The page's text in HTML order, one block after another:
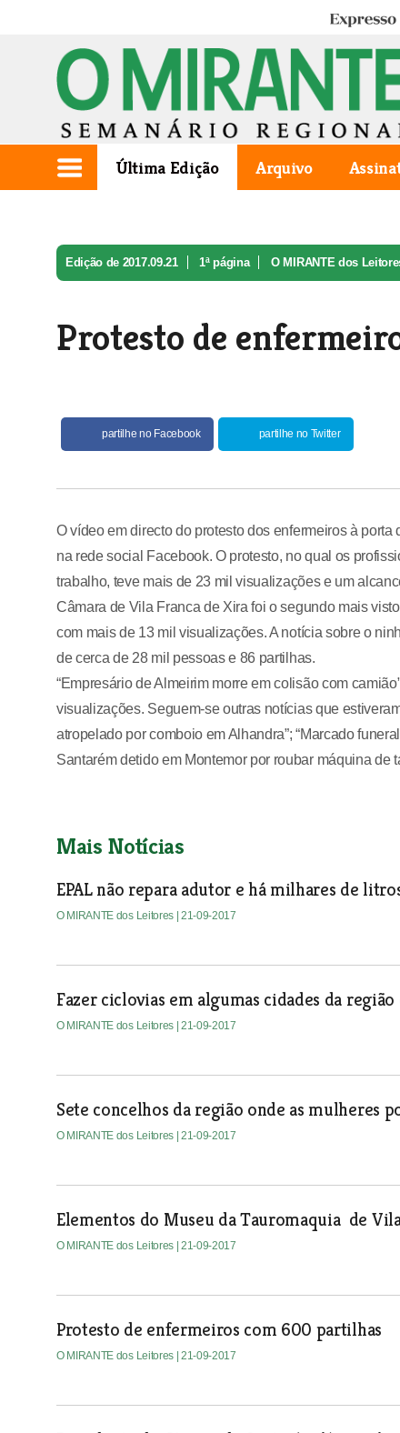
Expresso
Última Edição Arquivo
Edição de 2017.09.21 1ª página O MIRANTE dos
Protesto de
partilhe no Facebook partilhe no Twitter
O vídeo em directo do protesto dos enfermeiros à
na rede social Facebook. O protesto, no qual os
trabalho, teve mais de 23 mil visualizações e um
Câmara de Vila Franca de Xira foi o segundo mais
com mais de 13 mil visualizações. A notícia sobre o
de cerca de 28 mil pessoas e 86 partilhas.
“Empresário de Almeirim morre em colisão com
visualizações. Seguem-se outras notícias que
atropelado por comboio em Alhandra”; “Marcado
Santarém detido em Montemor por roubar máquina de
Mais Notícias
EPAL não repara adutor e há milhares de
O MIRANTE dos Leitores | 21-09-2017
Fazer ciclovias em algumas cidades da
O MIRANTE dos Leitores | 21-09-2017
Sete concelhos da região onde as mulheres
O MIRANTE dos Leitores | 21-09-2017
Elementos do Museu da Tauromaquia de
O MIRANTE dos Leitores | 21-09-2017
Protesto de enfermeiros com 600 partilhas
O MIRANTE dos Leitores | 21-09-2017